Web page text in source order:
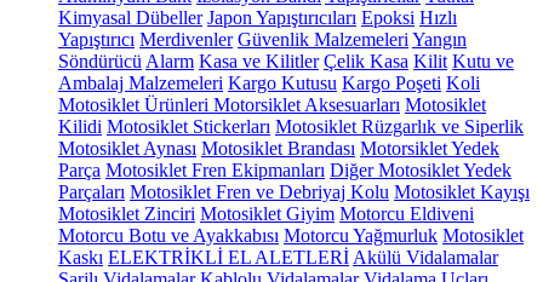
Kimyasal Dübeller Japon Yapıştırıcıları Epoksi Hızlı
Yapıştırıcı Merdivenler Güvenlik Malzemeleri Yangın
Söndürücü Alarm Kasa ve Kilitler Çelik Kasa Kilit Kutu ve
Ambalaj Malzemeleri Kargo Kutusu Kargo Poşeti Koli
Motosiklet Ürünleri Motorsiklet Aksesuarları Motosiklet
Kilidi Motosiklet Stickerları Motosiklet Rüzgarlık ve Siperlik
Motosiklet Aynası Motosiklet Brandası Motorsiklet Yedek
Parça Motosiklet Fren Ekipmanları Diğer Motosiklet Yedek
Parçaları Motosiklet Fren ve Debriyaj Kolu Motosiklet Kayışı
Motosiklet Zinciri Motosiklet Giyim Motorcu Eldiveni
Motorcu Botu ve Ayakkabısı Motorcu Yağmurluk Motosiklet
Kaskı ELEKTRİKLİ EL ALETLERİ Akülü Vidalamalar